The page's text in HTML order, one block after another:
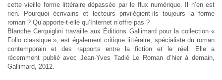
cette vieille forme littéraire dépassée par le flux numérique. Il n’en est
rien. Pourquoi écrivains et lecteurs privilégient-ils toujours la forme
roman ? Qu’apporte-t-elle qu’Internet n’offre pas ?
Blanche Cerquiglini travaille aux Éditions Gallimard pour la collection «
Folio classique », est également critique littéraire, spécialiste du roman
contemporain et des rapports entre la fiction et le réel. Elle a
récemment publié avec Jean-Yves Tadié Le Roman d’hier à demain,
Gallimard, 2012.